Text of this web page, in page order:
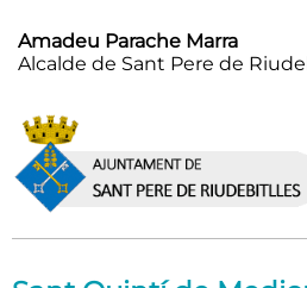
Amadeu Parache Marra
Alcalde de Sant Pere de